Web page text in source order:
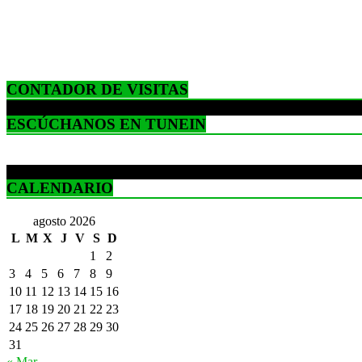
CONTADOR DE VISITAS
ESCÚCHANOS EN TUNEIN
CALENDARIO
agosto 2026
L M X J V S D
1
2
3
4 5 6 7 8
9
10 11 12 13 14 15 16
17 18 19 20 21 22 23
24 25 26 27 28 29 30
31